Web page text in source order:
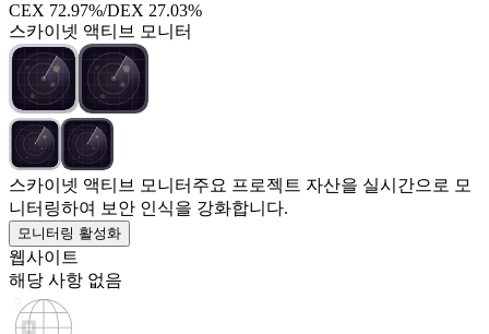
CEX 72.97%/DEX 27.03%
스카이넷 액티브 모니터
스카이넷 액티브 모니터 주요 프로젝트 자산을 실시간으로 모
니터링하여 보안 인식을 강화합니다.
모니터링 활성화
웹사이트
해당 사항 없음